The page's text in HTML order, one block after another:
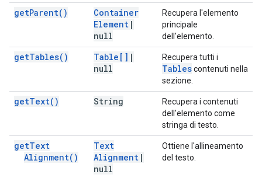
getParent( )
Container
Element |
null
Recupera l'elemento
principale
dell'elemento.
getTables( ) Table[] |
null
Recupera tutti i
Tablescontenuti nella
sezione.
getText( ) String
Recupera i contenuti
dell'elemento come
stringa di testo.
getText
Alignment( )
Text
Alignment |
null
Ottiene l'allineamento
del testo.